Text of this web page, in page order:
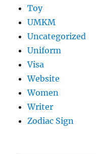
Toy
UMKM
Uncategorized
Uniform
Visa
Website
Women
Writer
Zodiac Sign